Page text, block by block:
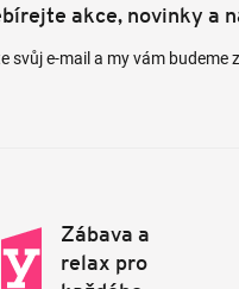
akce, novinky a
svůj e-mail a my vám